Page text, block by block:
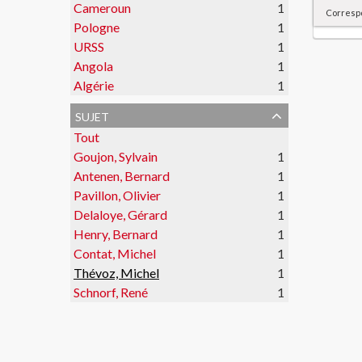
Cameroun
1
Pologne
1
URSS
1
Angola
1
Algérie
1
sujet
Tout
Goujon, Sylvain
1
Antenen, Bernard
1
Pavillon, Olivier
1
Delaloye, Gérard
1
Henry, Bernard
1
Contat, Michel
1
Thévoz, Michel
1
Schnorf, René
1